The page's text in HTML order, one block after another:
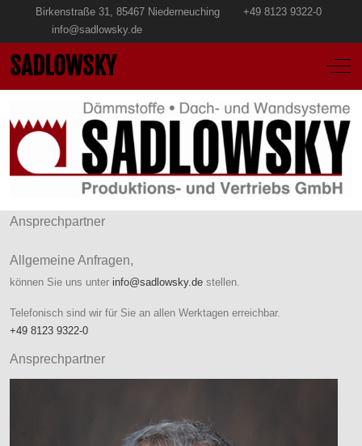
Birkenstraße 31, 85467 Niederneuching
+49 8123 9322-0
info@sadlowsky.de
SADLOWSKY Off-
Ansprechpartner
Allgemeine Anfragen,
können Sie uns unter info@sadlowsky.de stellen.
Telefonisch sind wir für Sie an allen Werktagen erreichbar.
+49 8123 9322-0
Ansprechpartner